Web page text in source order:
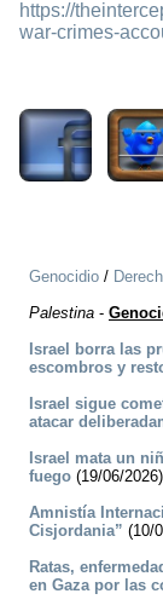
https://
war-crimes-
Genocidio /
Palestina -
Israel borra las
escombros y
Israel sigue
atacar
Israel mata un
fuego (19/06/2026)
Amnistía
Cisjordania” (10/
Ratas,
en Gaza por las